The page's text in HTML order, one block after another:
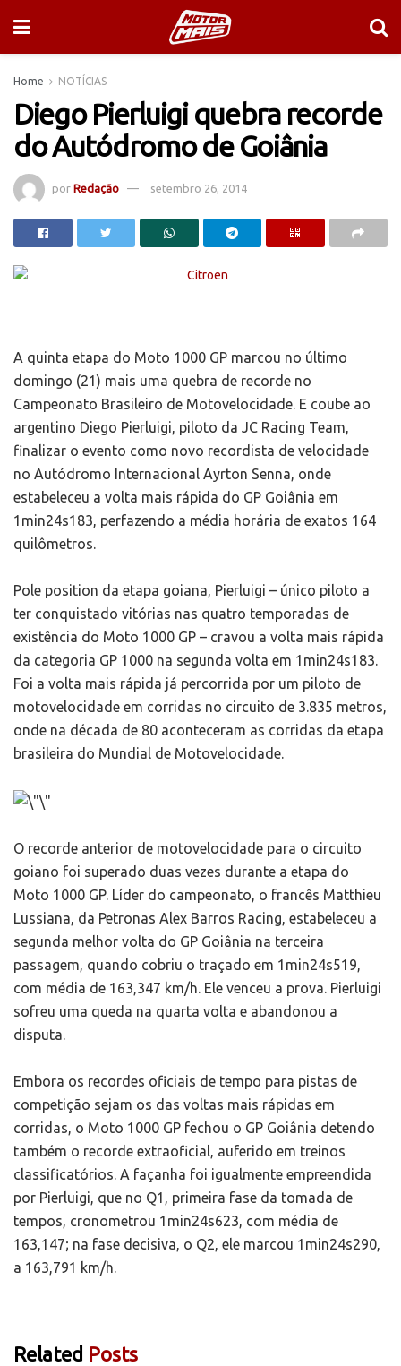
Home NOTÍCIAS
Diego Pierluigi quebra recorde
do Autódromo de Goiânia
por Redação setembro 26, 2014
A quinta etapa do Moto 1000 GP marcou no último
domingo (21) mais uma quebra de recorde no
Campeonato Brasileiro de Motovelocidade. E coube ao
argentino Diego Pierluigi, piloto da JC Racing Team,
finalizar o evento como novo recordista de velocidade
no Autódromo Internacional Ayrton Senna, onde
estabeleceu a volta mais rápida do GP Goiânia em
1min24s183, perfazendo a média horária de exatos 164
quilômetros.
Pole position da etapa goiana, Pierluigi – único piloto a
ter conquistado vitórias nas quatro temporadas de
existência do Moto 1000 GP – cravou a volta mais rápida
da categoria GP 1000 na segunda volta em 1min24s183.
Foi a volta mais rápida já percorrida por um piloto de
motovelocidade em corridas no circuito de 3.835 metros,
onde na década de 80 aconteceram as corridas da etapa
brasileira do Mundial de Motovelocidade.
O recorde anterior de motovelocidade para o circuito
goiano foi superado duas vezes durante a etapa do
Moto 1000 GP. Líder do campeonato, o francês Matthieu
Lussiana, da Petronas Alex Barros Racing, estabeleceu a
segunda melhor volta do GP Goiânia na terceira
passagem, quando cobriu o traçado em 1min24s519,
com média de 163,347 km/h. Ele venceu a prova. Pierluigi
sofreu uma queda na quarta volta e abandonou a
disputa.
Embora os recordes oficiais de tempo para pistas de
competição sejam os das voltas mais rápidas em
corridas, o Moto 1000 GP fechou o GP Goiânia detendo
também o recorde extraoficial, auferido em treinos
classificatórios. A façanha foi igualmente empreendida
por Pierluigi, que no Q1, primeira fase da tomada de
tempos, cronometrou 1min24s623, com média de
163,147; na fase decisiva, o Q2, ele marcou 1min24s290,
a 163,791 km/h.
Related Posts